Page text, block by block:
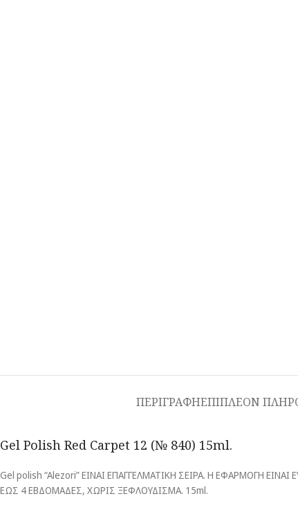
ΠΕΡΙΓΡΑΦΗΕΠΙΠΛΕΟΝ
Gel Polish Red Carpet 12 (№ 840) 15ml.
Gel polish “Alezori” ΕΙΝΑΙ ΕΠΑΓΓΕΛΜΑΤΙΚΗ ΣΕΙΡΑ. Η ΕΦΑΡΜΟΓΗ
ΕΩΣ 4 ΕΒΔΟΜΑΔΕΣ, ΧΩΡΙΣ ΞΕΦΛΟΥΔΙΣΜΑ. 15ml.